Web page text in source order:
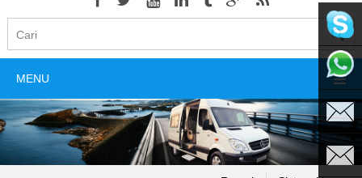
MENU